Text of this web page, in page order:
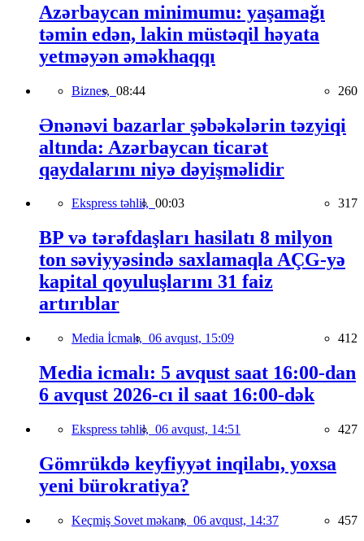
Azərbaycan minimumu: yaşamağı
təmin edən, lakin müstəqil həyata
yetməyən əməkhaqqı
Biznes, 08:44 260
Ənənəvi bazarlar şəbəkələrin təzyiqi
altında: Azərbaycan ticarət
qaydalarını niyə dəyişməlidir
Ekspress təhlil, 00:03 317
BP və tərəfdaşları hasilatı 8 milyon
ton səviyyəsində saxlamaqla AÇG-yə
kapital qoyuluşlarını 31 faiz
artırıblar
Media İcmalı, 06 avqust, 15:09 412
Media icmalı: 5 avqust saat 16:00-dan
6 avqust 2026-cı il saat 16:00-dək
Ekspress təhlil, 06 avqust, 14:51 427
Gömrükdə keyfiyyət inqilabı, yoxsa
yeni bürokratiya?
Keçmiş Sovet məkanı, 06 avqust, 14:37 457